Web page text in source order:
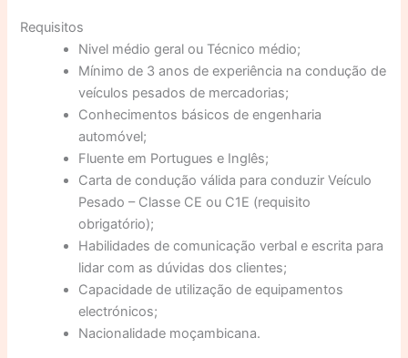
Requisitos
Nivel médio geral ou Técnico médio;
Mínimo de 3 anos de experiência na condução de
veículos pesados de mercadorias;
Conhecimentos básicos de engenharia
automóvel;
Fluente em Portugues e Inglês;
Carta de condução válida para conduzir Veículo
Pesado – Classe CE ou C1E (requisito
obrigatório);
Habilidades de comunicação verbal e escrita para
lidar com as dúvidas dos clientes;
Capacidade de utilização de equipamentos
electrónicos;
Nacionalidade moçambicana.